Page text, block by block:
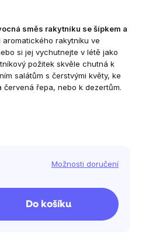
směs rakytníku se šípkem a
aromatického rakytníku ve
si jej vychutnejte v létě jako
požitek skvěle chutná k
salátům s čerstvými květy, ke
řepa, nebo k dezertům.
Možnosti doručení
Do košíku